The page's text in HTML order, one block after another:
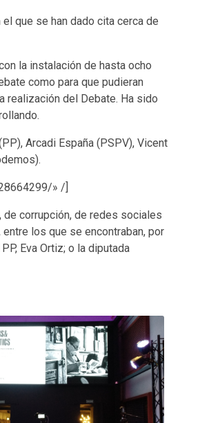
que se han dado cita cerca de
la instalación de hasta ocho
como para que pudieran
realización del Debate. Ha sido
Arcadi España (PSPV), Vicent
» /]
, de corrupción, de redes sociales
los que se encontraban, por
Eva Ortiz; o la diputada